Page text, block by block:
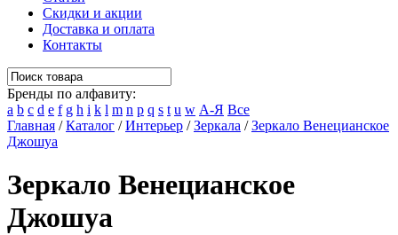
Скидки и акции
Доставка и оплата
Контакты
Бренды по алфавиту:
a b c d e f g h i k l m n p q s t u w А-Я Все
Главная /Каталог /Интерьер /Зеркала /Зеркало Венецианское
Джошуа
Зеркало Венецианское
Джошуа